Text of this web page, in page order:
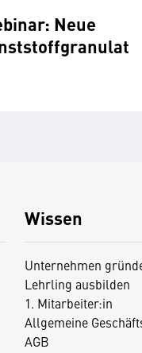
Neue
Wissen
Unternehmen
Lehrling ausbilden
1. Mitarbeiter:in
Allgemeine
AGB